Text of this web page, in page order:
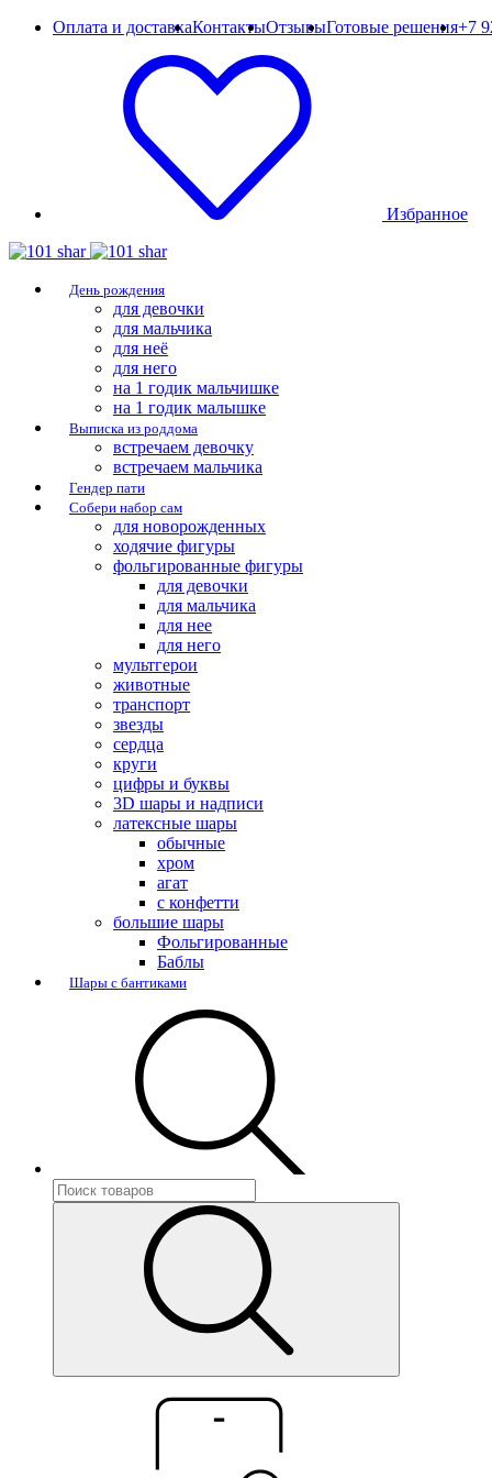
Оплата и доставкаКонтактыОтзывыГотовые решения+7
Избранное
День рождения
для девочки
для мальчика
для неё
для него
на 1 годик мальчишке
на 1 годик малышке
Выписка из роддома
встречаем девочку
встречаем мальчика
Гендер пати
Собери набор сам
для новорожденных
ходячие фигуры
фольгированные фигуры
для девочки
для мальчика
для нее
для него
мультгерои
животные
транспорт
звезды
сердца
круги
цифры и буквы
3D шары и надписи
латексные шары
обычные
хром
агат
с конфетти
большие шары
Фольгированные
Баблы
Шары с бантиками